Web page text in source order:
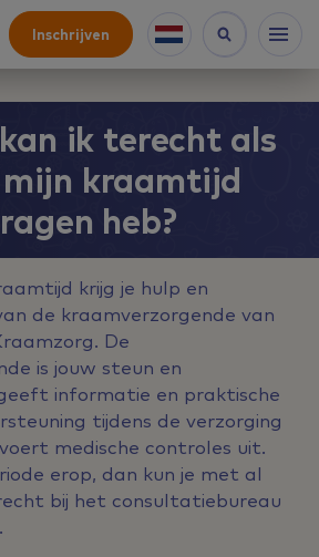
Inschrijven
ik terecht als
kraamtijd
heb?
krijg je hulp en
de kraamverzorgende van
De
is jouw steun en
informatie en praktische
tijdens de verzorging
medische controles uit.
erop, dan kun je met al
bij het consultatiebureau